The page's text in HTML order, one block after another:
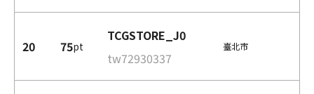
20 75pt
TCGSTORE_J0
tw72930337
臺北市